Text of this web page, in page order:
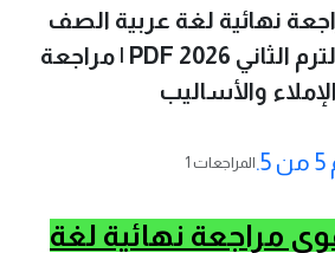
نهائية لغة عربية الصف
الخامس الابتدائي الترم الثاني 2026 PDF | مراجعة
والأساليب
1 المراجعات
مراجعة نهائية لغة